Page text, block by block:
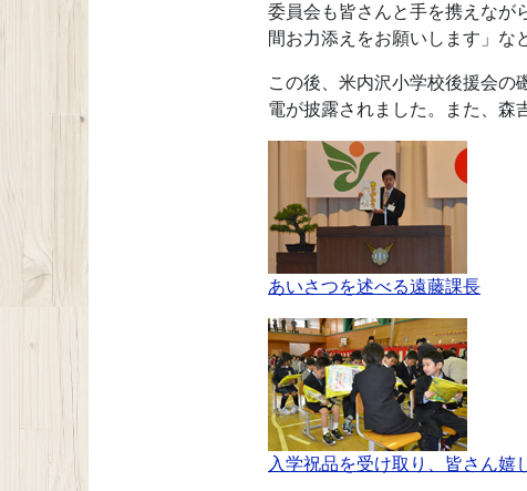
委員会も皆さんと手を携えなが
間お力添えをお願いします」な
この後、米内沢小学校後援会の
電が披露されました。また、森
あいさつを述べる遠藤課長
入学祝品を受け取り、皆さん嬉